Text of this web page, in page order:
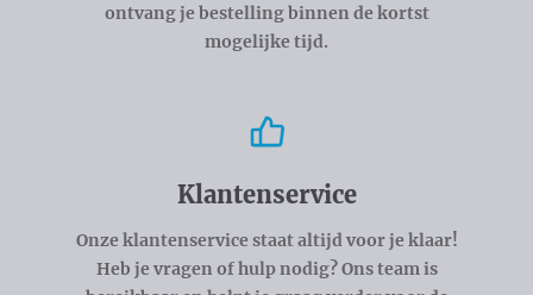
ontvang je bestelling binnen de kortst
mogelijke tijd.
Klantenservice
Onze klantenservice staat altijd voor je klaar!
Heb je vragen of hulp nodig? Ons team is